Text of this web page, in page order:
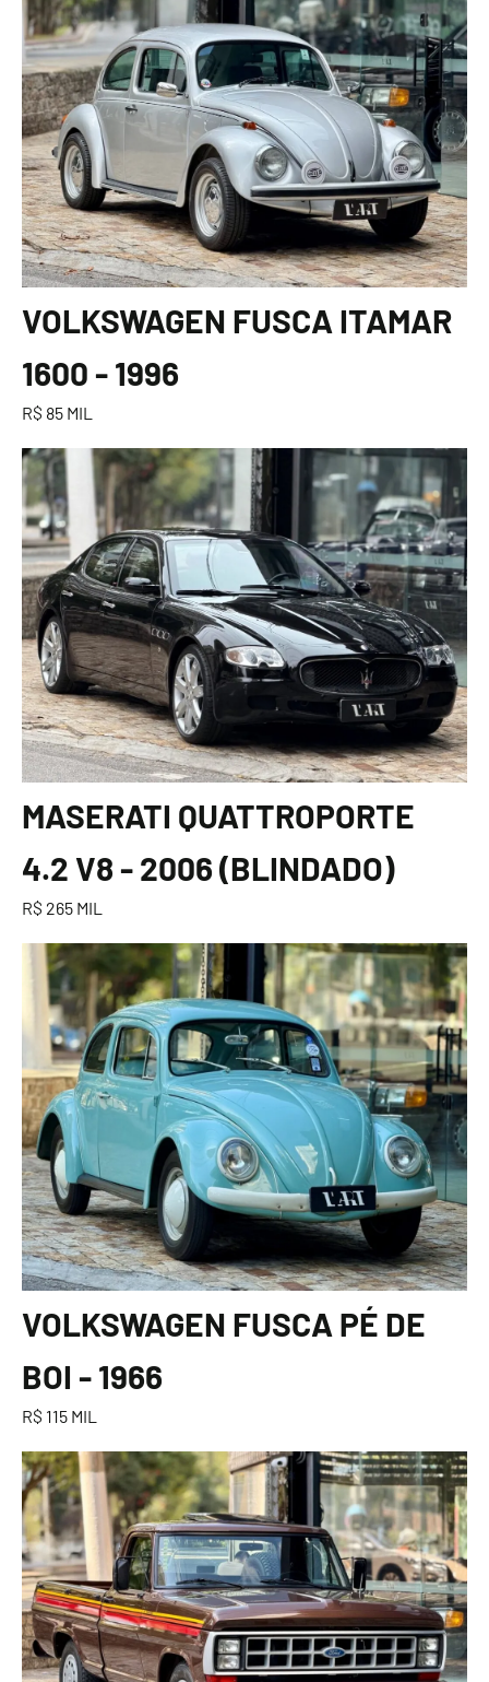
VOLKSWAGEN FUSCA ITAMAR
1600 - 1996
R$ 85 MIL
MASERATI QUATTROPORTE
4.2 V8 - 2006 (BLINDADO)
R$ 265 MIL
VOLKSWAGEN FUSCA PÉ DE
BOI - 1966
R$ 115 MIL